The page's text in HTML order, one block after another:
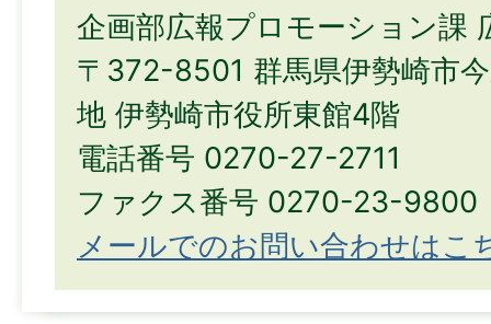
企画部広報プロモーション課
〒372-8501 群馬県伊勢崎市
地 伊勢崎市役所東館4階
電話番号 0270-27-2711
ファクス番号 0270-23-9800
メールでのお問い合わせはこ